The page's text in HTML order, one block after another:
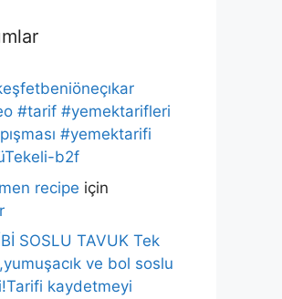
#tarif #yemektarifleri
#yemektarifi
b2f
recipe için
SOSLU TAVUK Tek
ve bol soslu
kaydetmeyi